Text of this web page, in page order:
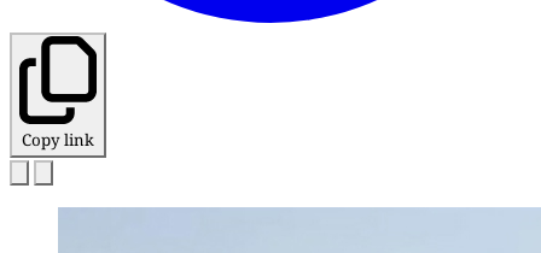
Copy link